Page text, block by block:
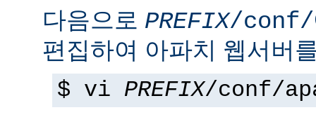
다음으로 PREFIX/conf/
편집하여 아파치 웹서버
$ vi PREFIX/conf/